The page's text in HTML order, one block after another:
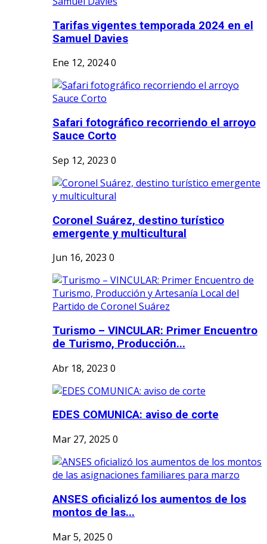
Tarifas vigentes temporada 2024 en el
Samuel Davies
Ene 12, 20240
Safari fotográfico recorriendo el arroyo
Sauce Corto
Sep 12, 2023 0
Coronel Suárez, destino turístico
emergente y multicultural
Jun 16, 2023 0
Turismo – VINCULAR: Primer Encuentro
de Turismo, Producción...
Abr 18, 2023 0
EDES COMUNICA: aviso de corte
Mar 27, 2025 0
ANSES oficializó los aumentos de los
montos de las...
Mar 5, 2025 0